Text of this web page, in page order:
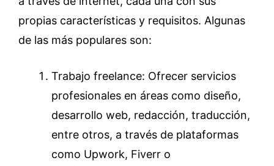
propias características y requisitos. Algunas
de las más populares son:
Trabajo freelance: Ofrecer servicios
profesionales en áreas como diseño,
desarrollo web, redacción, traducción,
entre otros, a través de plataformas
como Upwork, Fiverr o